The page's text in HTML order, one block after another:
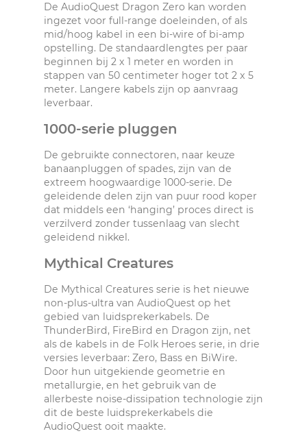
De AudioQuest Dragon Zero kan worden
ingezet voor full-range doeleinden, of als
mid/hoog kabel in een bi-wire of bi-amp
opstelling. De standaardlengtes per paar
beginnen bij 2 x 1 meter en worden in
stappen van 50 centimeter hoger tot 2 x 5
meter. Langere kabels zijn op aanvraag
leverbaar.
1000-serie pluggen
De gebruikte connectoren, naar keuze
banaanpluggen of spades, zijn van de
extreem hoogwaardige 1000-serie. De
geleidende delen zijn van puur rood koper
dat middels een ‘hanging’ proces direct is
verzilverd zonder tussenlaag van slecht
geleidend nikkel.
Mythical Creatures
De Mythical Creatures serie is het nieuwe
non-plus-ultra van AudioQuest op het
gebied van luidsprekerkabels. De
ThunderBird, FireBird en Dragon zijn, net
als de kabels in de Folk Heroes serie, in drie
versies leverbaar: Zero, Bass en BiWire.
Door hun uitgekiende geometrie en
metallurgie, en het gebruik van de
allerbeste noise-dissipation technologie zijn
dit de beste luidsprekerkabels die
AudioQuest ooit maakte.